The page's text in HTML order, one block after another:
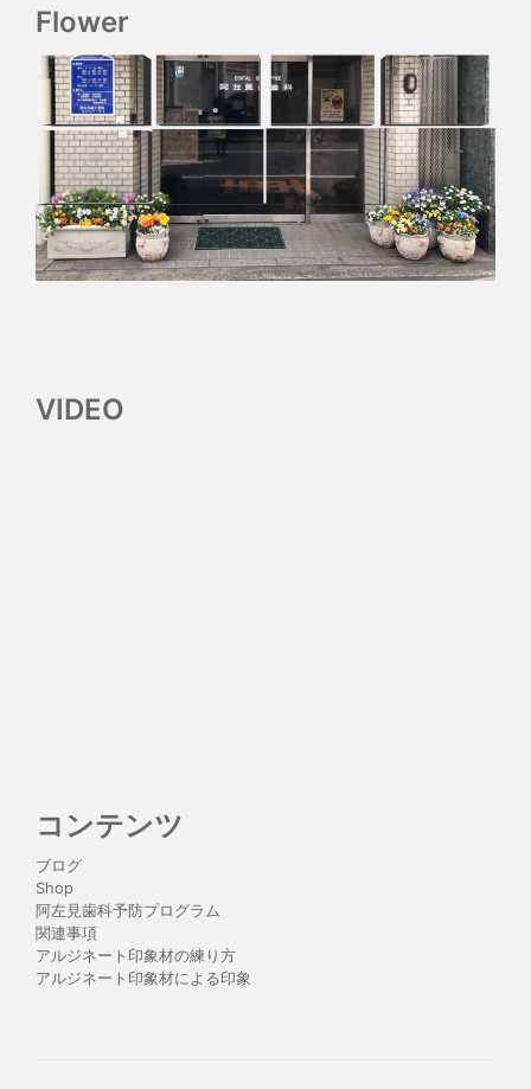
Flower
VIDEO
コンテンツ
ブログ
Shop
阿左見歯科予防プログラム
関連事項
アルジネート印象材の練り方
アルジネート印象材による印象